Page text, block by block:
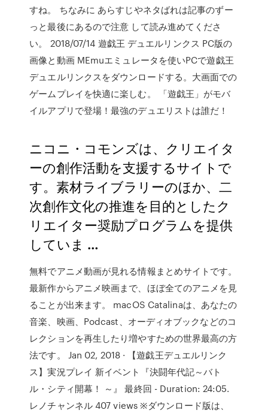
すね。 ちなみに あらすじやネタばれは記事のずー
っと最後にあるので注意 して読み進めてくださ
い。 2018/07/14 遊戯王 デュエルリンクス PC版の
画像と動画 MEmuエミュレータを使いPCで遊戯王
デュエルリンクスをダウンロードする。大画面での
ゲームプレイを快適に楽しむ。 「遊戯王」がモバ
イルアプリで登場！最強のデュエリストは誰だ！
ニコニ・コモンズは、クリエイタ
ーの創作活動を支援するサイトで
す。素材ライブラリーのほか、二
次創作文化の推進を目的としたク
リエイター奨励プログラムを提供
していま …
無料でアニメ動画が見れる情報まとめサイトです。
最新作からアニメ映画まで、ほぼ全てのアニメを見
ることが出来ます。 macOS Catalinaは、あなたの
音楽、映画、Podcast、オーディオブックなどのコ
レクションを再生したり増やすための世界最高の方
法です。 Jan 02, 2018 · 【遊戯王デュエルリンク
ス】実況プレイ 新イベント『決闘年代記～バト
ル・シティ開幕！ ～』 最終回 - Duration: 24:05.
レノチャンネル 407 views ※ダウンロード版は、